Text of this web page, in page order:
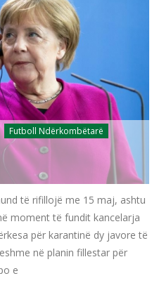
Futboll Ndërkombëtarë
të rifillojë me 15 maj, ashtu
moment të fundit kancelarja
për karantinë dy javore të
në planin fillestar për
e